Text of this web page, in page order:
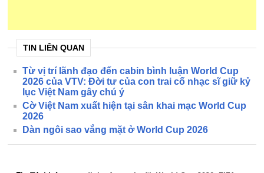
TIN LIÊN QUAN
Từ vị trí lãnh đạo đến cabin bình luận World Cup
2026 của VTV: Đời tư của con trai cố nhạc sĩ giữ kỷ
lục Việt Nam gây chú ý
Cờ Việt Nam xuất hiện tại sân khai mạc World Cup
2026
Dàn ngôi sao vắng mặt ở World Cup 2026